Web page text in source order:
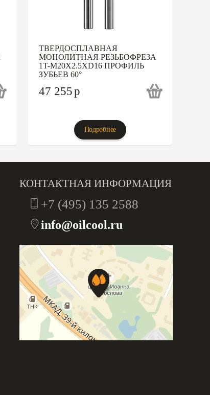
ТВЕРДОСПЛАВНАЯ
МОНОЛИТНАЯ РЕЗЬБОФРЕЗА
1T-M20X2.5XD16 ПРОФИЛЬ
ЗУБЬЕВ 60°
47 255p
Подробнее
КОНТАКТНАЯ ИНФОРМАЦИЯ
+7 (495) 135 2588
info@oilcool.ru